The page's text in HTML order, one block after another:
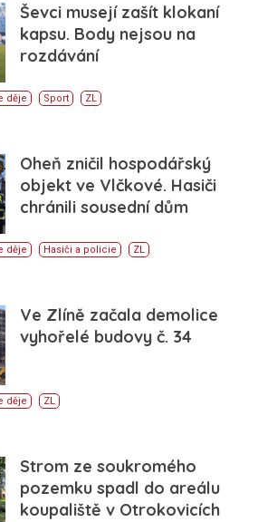
Ševci musejí zašít klokaní
kapsu. Body nejsou na
rozdávání
děje Sport ZL
Oheň zničil hospodářský
objekt ve Vlčkové. Hasiči
chránili sousední dům
děje Hasiči a policie ZL
Ve Zlíně začala demolice
vyhořelé budovy č. 34
děje ZL
Strom ze soukromého
pozemku spadl do areálu
koupaliště v Otrokovicích